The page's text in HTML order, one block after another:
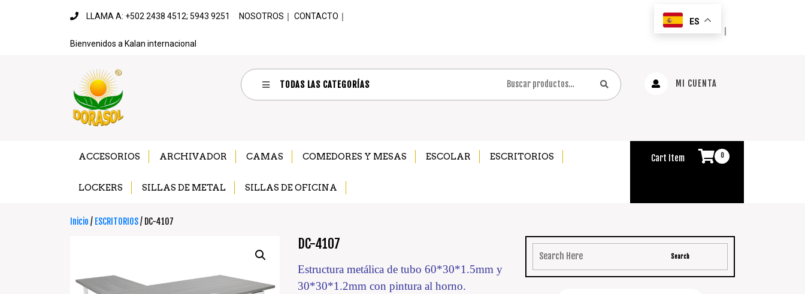
LLAMA A: +502 2438 4512; 5943 9251 NOSOTROS ｜ CONTACTO ｜
Bienvenidos a Kalan internacional
ES
｜
TODAS LAS CATEGORÍAS MI CUENTA
ACCESORIOS ARCHIVADOR CAMAS COMEDORES Y MESAS ESCOLAR ESCRITORIOS
LOCKERS SILLAS DE METAL SILLAS DE OFICINA
Cart Item 0
Inicio / ESCRITORIOS/ DC-4107
DC-4107
Estructura metálica de tubo 60*30*1.5mm y
30*30*1.2mm con pintura al horno.